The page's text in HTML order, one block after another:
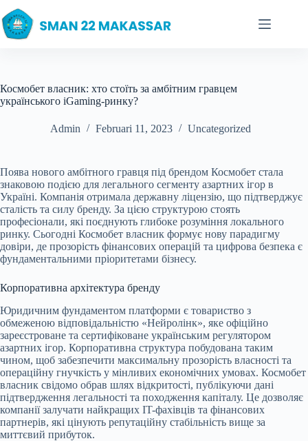
to
content
Космобет власник: хто стоїть за амбітним гравцем
українського iGaming-ринку?
Admin Februari 11, 2023 Uncategorized
Поява нового амбітного гравця під брендом Космобет стала
знаковою подією для легального сегменту азартних ігор в
Україні. Компанія отримала державну ліцензію, що підтверджує
сталість та силу бренду. За цією структурою стоять
професіонали, які поєднують глибоке розуміння локального
ринку. Сьогодні Космобет власник формує нову парадигму
довіри, де прозорість фінансових операцій та цифрова безпека є
фундаментальними пріоритетами бізнесу.
Корпоративна архітектура бренду
Юридичним фундаментом платформи є товариство з
обмеженою відповідальністю «Нейролінк», яке офіційно
зареєстроване та сертифіковане українським регулятором
азартних ігор. Корпоративна структура побудована таким
чином, щоб забезпечити максимальну прозорість власності та
операційну гнучкість у мінливих економічних умовах. Космобет
власник свідомо обрав шлях відкритості, публікуючи дані
підтвердження легальності та походження капіталу. Це дозволяє
компанії залучати найкращих IT-фахівців та фінансових
партнерів, які цінують репутаційну стабільність вище за
миттєвий прибуток.